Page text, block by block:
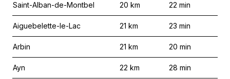
Saint-Alban-de-Montbel 20 km 22 min
Aiguebelette-le-Lac 21 km 23 min
Arbin 21 km 20 min
Ayn 22 km 28 min